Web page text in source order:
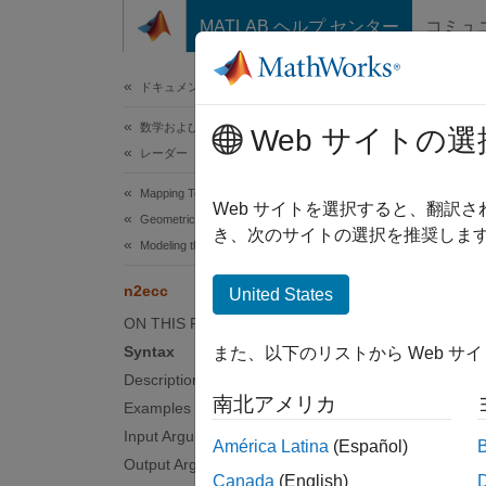
コンテンツへスキップ
MATLAB ヘルプ センター コミュ
ドキュメンテーションのホーム
数学および最適化
レーダー
Mapping Toolbox
Geometric Geodesy
Modeling the Earth
n2ecc
ON THIS PAGE
Syntax
Description
Examples
Input Arguments
Output Arguments
ecc =
Web サイトの選
Web サイトを選択すると、翻訳
き、次のサイトの選択を推奨しま
United States
また、以下のリストから Web サ
南北アメリカ
América Latina (Español)
Canada (English)